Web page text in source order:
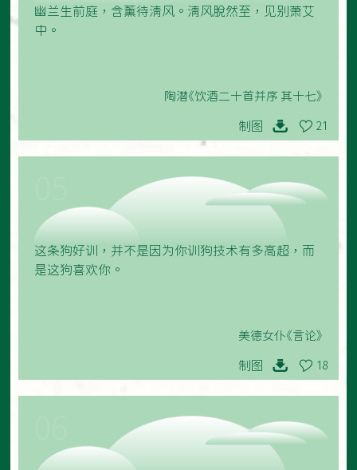
幽兰生前庭，含薰待清风。清风脱然至，见别萧艾
中。
陶潜《饮酒二十首并序 其十七》
制图 21
这条狗好训，并不是因为你训狗技术有多高超，而
是这狗喜欢你。
美德女仆《言论》
制图 18